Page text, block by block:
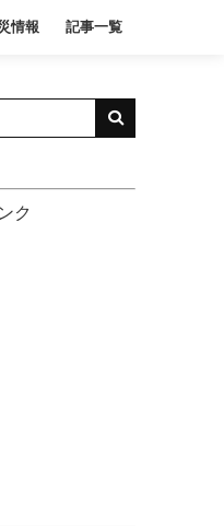
情報 記事一覧
ク